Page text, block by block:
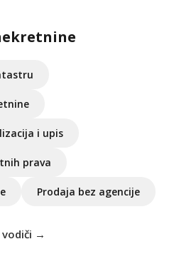
i upis
prava
Prodaja bez agencije
vodiči →